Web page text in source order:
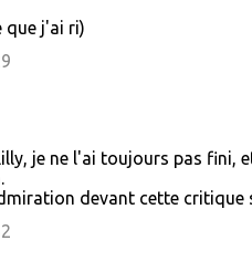
que j'ai ri)
je ne l'ai toujours pas fini,
devant cette critique